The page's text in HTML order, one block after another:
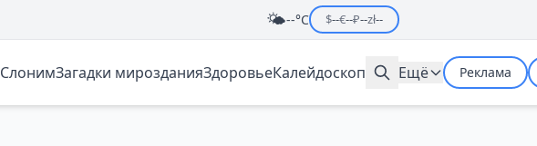
🌤️--°C $--€--₽--zł--
СлонимЗагадки мирозданияЗдоровьеКалейдоскоп Ещё Реклама